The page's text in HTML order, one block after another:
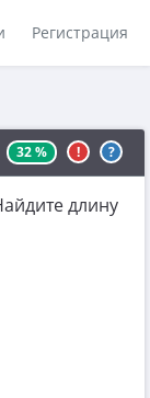
Регистрация
32 % ! ?
длину